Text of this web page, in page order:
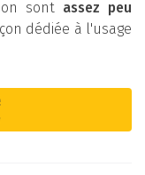
sont assez peu
dédiée à l'usage